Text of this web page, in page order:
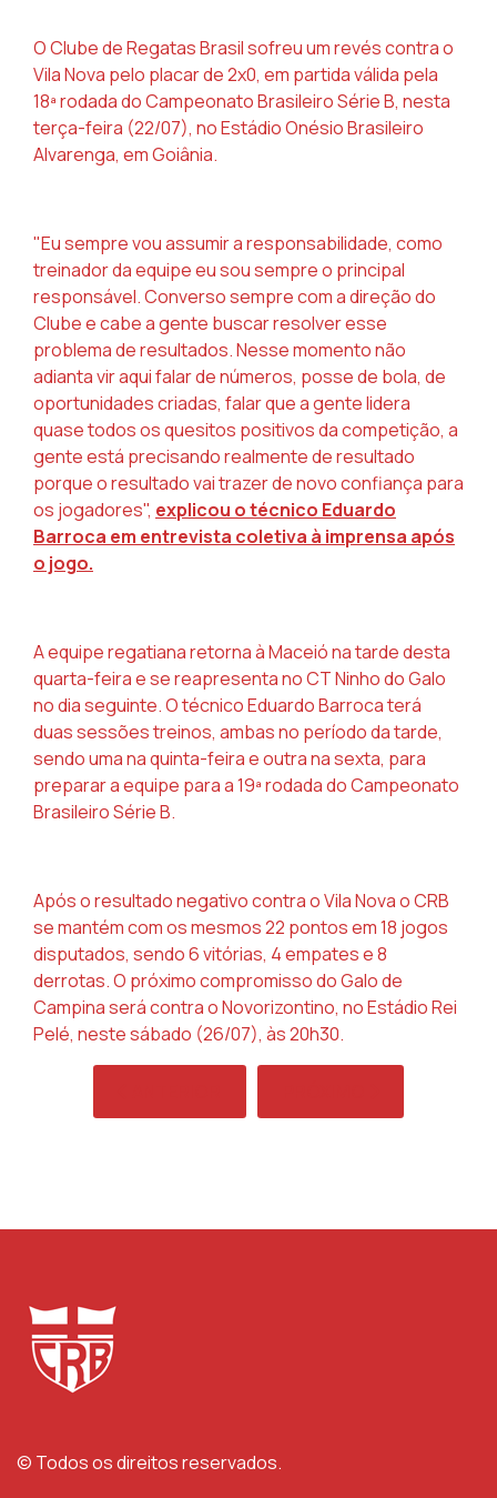
O Clube de Regatas Brasil sofreu um revés contra o
Vila Nova pelo placar de 2x0, em partida válida pela
18ª rodada do Campeonato Brasileiro Série B, nesta
terça-feira (22/07), no Estádio Onésio Brasileiro
Alvarenga, em Goiânia.
"Eu sempre vou assumir a responsabilidade, como
treinador da equipe eu sou sempre o principal
responsável. Converso sempre com a direção do
Clube e cabe a gente buscar resolver esse
problema de resultados. Nesse momento não
adianta vir aqui falar de números, posse de bola, de
oportunidades criadas, falar que a gente lidera
quase todos os quesitos positivos da competição, a
gente está precisando realmente de resultado
porque o resultado vai trazer de novo confiança para
os jogadores", explicou o técnico Eduardo
Barroca em entrevista coletiva à imprensa após
o jogo.
A equipe regatiana retorna à Maceió na tarde desta
quarta-feira e se reapresenta no CT Ninho do Galo
no dia seguinte. O técnico Eduardo Barroca terá
duas sessões treinos, ambas no período da tarde,
sendo uma na quinta-feira e outra na sexta, para
preparar a equipe para a 19ª rodada do Campeonato
Brasileiro Série B.
Após o resultado negativo contra o Vila Nova o CRB
se mantém com os mesmos 22 pontos em 18 jogos
disputados, sendo 6 vitórias, 4 empates e 8
derrotas. O próximo compromisso do Galo de
Campina será contra o Novorizontino, no Estádio Rei
Pelé, neste sábado (26/07), às 20h30.
© Todos os direitos reservados.